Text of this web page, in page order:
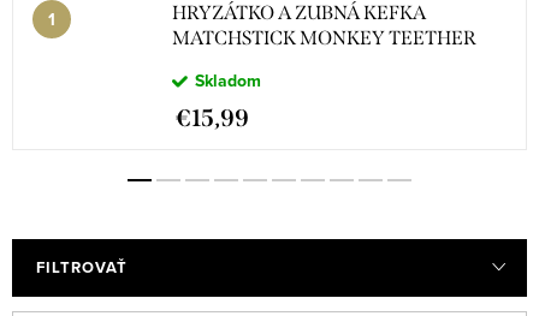
HRYZÁTKO A ZUBNÁ KEFKA
MATCHSTICK MONKEY TEETHER
Skladom
€15,99
FILTROVAŤ